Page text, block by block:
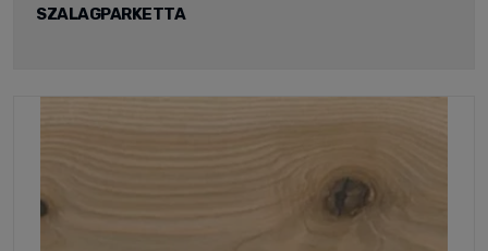
SZALAGPARKETTA